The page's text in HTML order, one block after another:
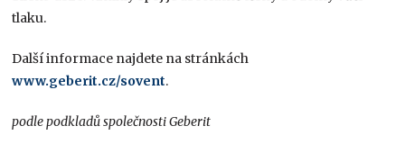
tlaku.
Další informace najdete na stránkách
www.geberit.cz/sovent.
podle podkladů společnosti Geberit